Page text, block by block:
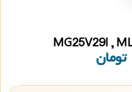
تومان